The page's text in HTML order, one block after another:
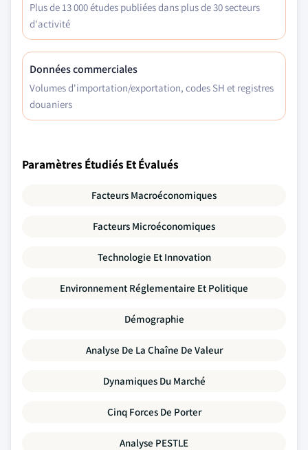
Plus de 13 000 études publiées dans plus de 30 secteurs
d'activité
Données commerciales
Volumes d'importation/exportation, codes SH et registres
douaniers
Paramètres Étudiés Et Évalués
Facteurs Macroéconomiques
Facteurs Microéconomiques
Technologie Et Innovation
Environnement Réglementaire Et Politique
Démographie
Analyse De La Chaîne De Valeur
Dynamiques Du Marché
Cinq Forces De Porter
Analyse PESTLE